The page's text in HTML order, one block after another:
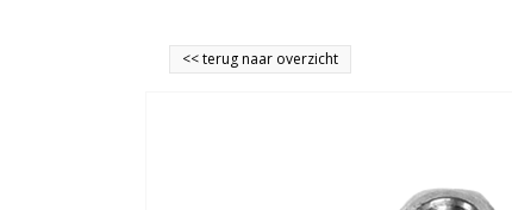
<<terug naar overzicht